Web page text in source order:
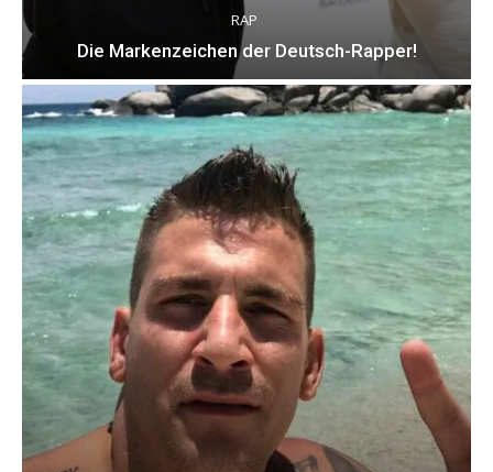
RAP
Die Markenzeichen der Deutsch-Rapper!